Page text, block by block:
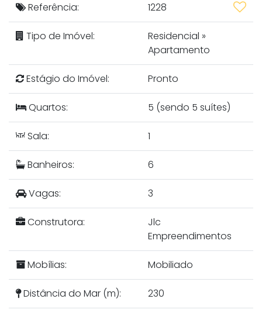
Referência: 1228
Tipo de Imóvel: Residencial »
Apartamento
Estágio do Imóvel: Pronto
Quartos: 5 (sendo 5 suítes)
Sala: 1
Banheiros: 6
Vagas: 3
Construtora:
Jlc
Empreendimentos
Mobílias: Mobiliado
Distância do Mar (m): 230